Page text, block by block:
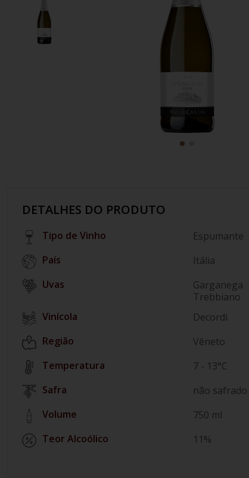
chablis
DETALHES DO PRODUTO
Tipo de Vinho
Espumante
País
Itália
Garganega
Trebbiano
Vinícola
Decordi
Região
Vêneto
Temperatura
7 - 13°C
Safra
não safrado
Volume
750 ml
Teor Alcoólico
11%